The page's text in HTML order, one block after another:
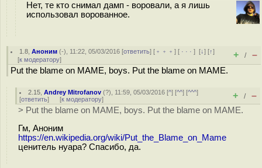
Нет, те кто снимал дамп - воровали, а я лишь
использовал ворованное.
1.8 ,Аноним (-), 11:22, 05/03/2016 [ответить] [ ﹢﹢﹢] [ · · ·][↓] [↑]
[к модератору] + / –
Put the blame on MAME, boys. Put the blame on MAME.
2.15 ,Andrey Mitrofanov (?), 11:59, 05/03/2016 [^] [^^] [^^^]
[ответить] [к модератору] + / –
> Put the blame on MAME, boys. Put the blame on MAME.
Гм, Аноним
https://en.wikipedia.org/wiki/Put_the_Blame_on_Mame
ценитель нуара? Спасибо, да.